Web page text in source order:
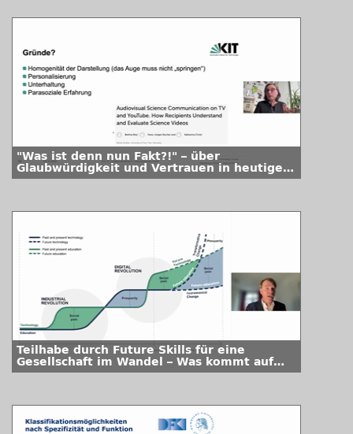
"Was ist denn nun Fakt?!" – über
Glaubwürdigkeit und Vertrauen in heutigen
Wissenswelten
Teilhabe durch Future Skills für eine
Gesellschaft im Wandel – Was kommt auf
Hochschulen zu?